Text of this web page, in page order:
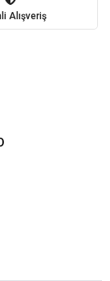
Alışveriş